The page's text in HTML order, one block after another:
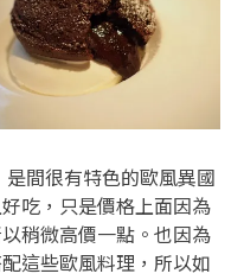
是間很有特色的歐風異國
吃，只是價格上面因為
稍微高價一點。也因為
這些歐風料理，所以如